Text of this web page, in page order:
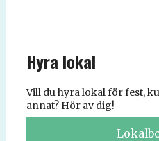
Hyra lokal
Vill du hyra lokal för fest,
annat? Hör av dig!